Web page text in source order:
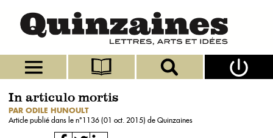
In articulo mortis
PAR ODILE HUNOULT
Article publié dans le n°1136 (01 oct. 2015) de Quinzaines